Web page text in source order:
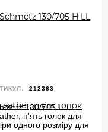
212363
130/705 H LL
п'ять голок для
одного розміру для